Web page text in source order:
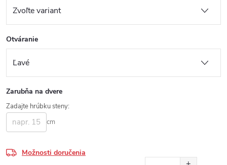
Otváranie
Zarubňa na dvere
Zadajte hrúbku steny:
cm
Možnosti doručenia